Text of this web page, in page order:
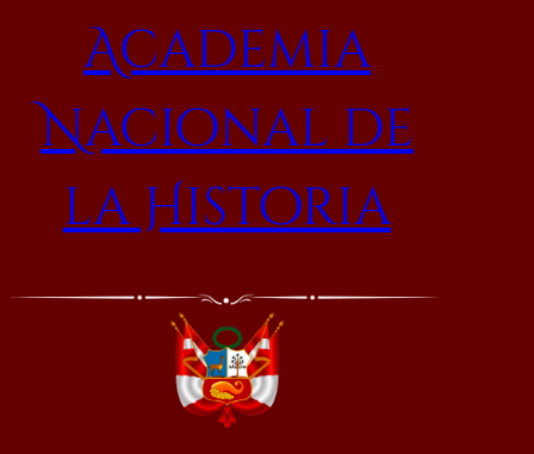
Academia
Nacional de
la Historia